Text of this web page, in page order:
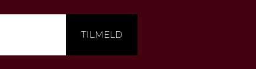
TILMELD